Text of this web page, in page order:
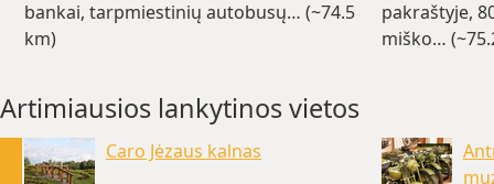
bankai, tarpmiestinių autobusų… (~74.5
km)
pakraštyje,
miško…
Artimiausios lankytinos vietos
Caro Jėzaus kalnas